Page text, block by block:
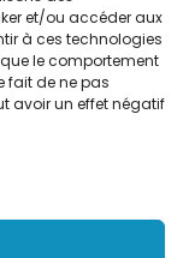
et/ou accéder aux
à ces technologies
le comportement
fait de ne pas
avoir un effet négatif